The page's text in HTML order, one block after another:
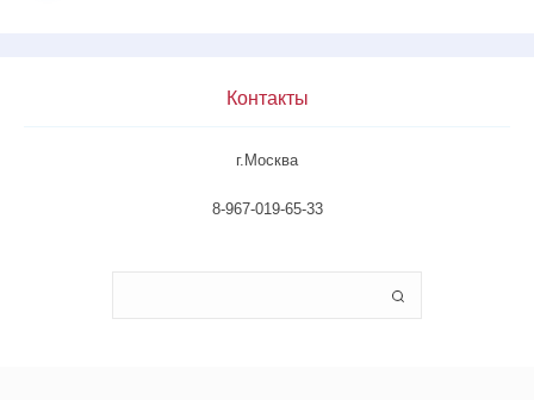
Контакты
г.Москва
8-967-019-65-33